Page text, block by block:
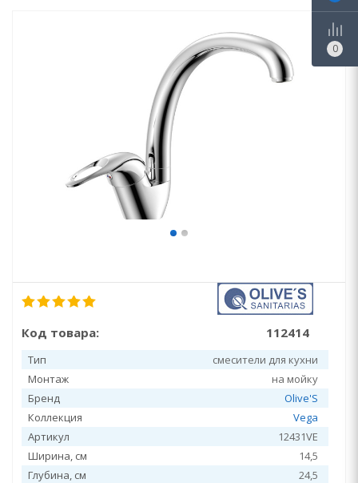
Код товара: 112414
Тип
смесители для кухни
Монтаж
на мойку
Бренд
Olive'S
Коллекция
Vega
Артикул
12431VE
Ширина, см
14,5
Глубина, см
24,5
0